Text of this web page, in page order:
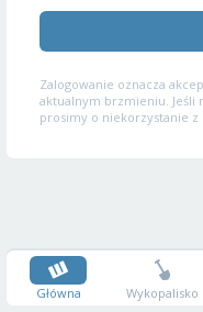
Zalogowanie oznacza
aktualnym brzmieniu. Jeśli
prosimy o niekorzystanie z
Główna Wykopalisko